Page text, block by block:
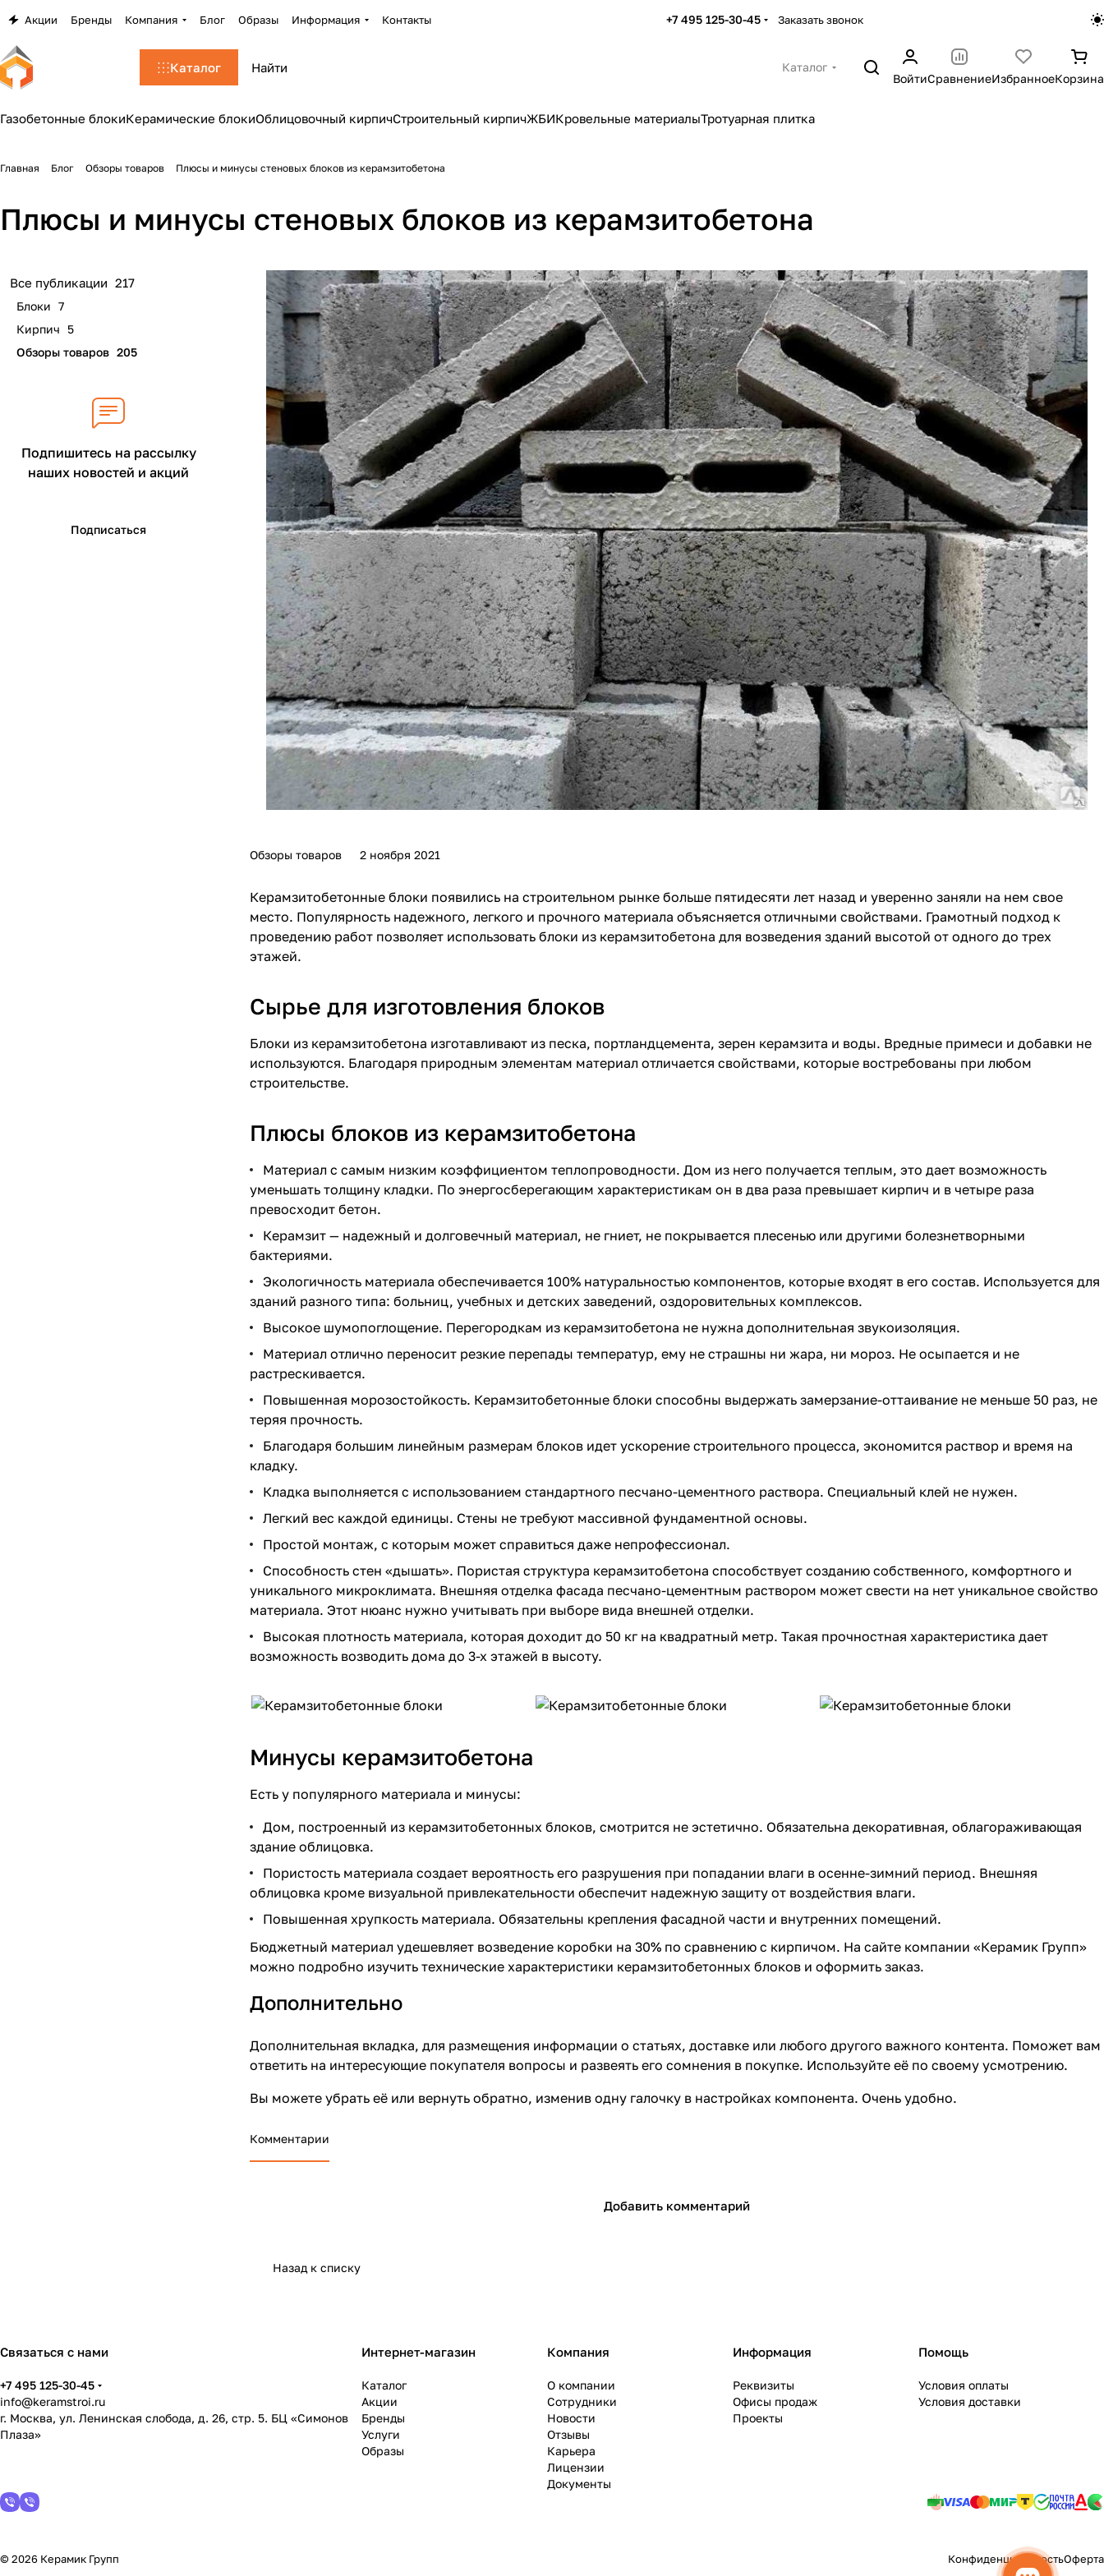
Акции Бренды Компания Блог Образы Информация Контакты +7 495 125-30-45 Заказать звонок
Каталог
Каталог
ВойтиСравнениеИзбранноеКорзина
Газобетонные блокиКерамические блокиОблицовочный кирпичСтроительный кирпичЖБИКровельные материалыТротуарная плитка
Главная Блог Обзоры товаров Плюсы и минусы стеновых блоков из керамзитобетона
Плюсы и минусы стеновых блоков из керамзитобетона
Обзоры товаров 2 ноября 2021
Керамзитобетонные блоки появились на строительном рынке больше пятидесяти лет назад и уверенно заняли на нем свое
место. Популярность надежного, легкого и прочного материала объясняется отличными свойствами. Грамотный подход к
проведению работ позволяет использовать блоки из керамзитобетона для возведения зданий высотой от одного до трех
этажей.
Сырье для изготовления блоков
Блоки из керамзитобетона изготавливают из песка, портландцемента, зерен керамзита и воды. Вредные примеси и добавки не
используются. Благодаря природным элементам материал отличается свойствами, которые востребованы при любом
строительстве.
Плюсы блоков из керамзитобетона
Материал с самым низким коэффициентом теплопроводности. Дом из него получается теплым, это дает возможность
уменьшать толщину кладки. По энергосберегающим характеристикам он в два раза превышает кирпич и в четыре раза
превосходит бетон.
Керамзит — надежный и долговечный материал, не гниет, не покрывается плесенью или другими болезнетворными
бактериями.
Экологичность материала обеспечивается 100% натуральностью компонентов, которые входят в его состав. Используется для
зданий разного типа: больниц, учебных и детских заведений, оздоровительных комплексов.
Высокое шумопоглощение. Перегородкам из керамзитобетона не нужна дополнительная звукоизоляция.
Материал отлично переносит резкие перепады температур, ему не страшны ни жара, ни мороз. Не осыпается и не
растрескивается.
Повышенная морозостойкость. Керамзитобетонные блоки способны выдержать замерзание-оттаивание не меньше 50 раз, не
теряя прочность.
Благодаря большим линейным размерам блоков идет ускорение строительного процесса, экономится раствор и время на
кладку.
Кладка выполняется с использованием стандартного песчано-цементного раствора. Специальный клей не нужен.
Легкий вес каждой единицы. Стены не требуют массивной фундаментной основы.
Простой монтаж, с которым может справиться даже непрофессионал.
Способность стен «дышать». Пористая структура керамзитобетона способствует созданию собственного, комфортного и
уникального микроклимата. Внешняя отделка фасада песчано-цементным раствором может свести на нет уникальное свойство
материала. Этот нюанс нужно учитывать при выборе вида внешней отделки.
Высокая плотность материала, которая доходит до 50 кг на квадратный метр. Такая прочностная характеристика дает
возможность возводить дома до 3-х этажей в высоту.
Минусы керамзитобетона
Есть у популярного материала и минусы:
Дом, построенный из керамзитобетонных блоков, смотрится не эстетично. Обязательна декоративная, облагораживающая
здание облицовка.
Пористость материала создает вероятность его разрушения при попадании влаги в осенне-зимний период. Внешняя
облицовка кроме визуальной привлекательности обеспечит надежную защиту от воздействия влаги.
Повышенная хрупкость материала. Обязательны крепления фасадной части и внутренних помещений.
Бюджетный материал удешевляет возведение коробки на 30% по сравнению с кирпичом. На сайте компании «Керамик Групп»
можно подробно изучить технические характеристики керамзитобетонных блоков и оформить заказ.
Дополнительно
Дополнительная вкладка, для размещения информации о статьях, доставке или любого другого важного контента. Поможет вам
ответить на интересующие покупателя вопросы и развеять его сомнения в покупке. Используйте её по своему усмотрению.
Вы можете убрать её или вернуть обратно, изменив одну галочку в настройках компонента. Очень удобно.
Комментарии
Добавить комментарий
Назад к списку
Все публикации 217
Блоки 7
Кирпич
5
Обзоры товаров 205
Подпишитесь на рассылку
наших новостей и акций
Подписаться
Связаться с нами
+7 495 125-30-45
info@keramstroi.ru
г. Москва, ул. Ленинская слобода, д. 26, стр. 5. БЦ «Симонов
Плаза»
Интернет-магазин
Каталог
Акции
Бренды
Услуги
Образы
Компания
О компании
Сотрудники
Новости
Отзывы
Карьера
Лицензии
Документы
Информация
Реквизиты
Офисы продаж
Проекты
Помощь
Условия оплаты
Условия доставки
© 2026 Керамик Групп КонфиденциальностьОферта